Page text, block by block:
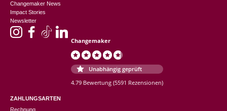
Changemaker News
Impact Stories
Newsletter
Changemaker
Unabhängig geprüft
4.79 Bewertung (5591 Rezensionen)
ZAHLUNGSARTEN
Rechnung